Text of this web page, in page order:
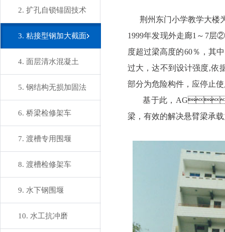
2. 扩孔自锁锚固技术
3. 粘接型钢加大截面
4. 面层清水混凝土
5. 钢结构无损加固法
6. 桥梁检修架车
7. 渡槽专用围堰
8. 渡槽检修架车
9. 水下钢围堰
10. 水工抗冲磨
荆州东门小学教学大楼为
1999年发现外
度超过梁高度的60％，其
过大，达不到设计强度‚依
部分为危险构件，应停止
基于此，AG庄
梁，有效的解决悬臂梁承